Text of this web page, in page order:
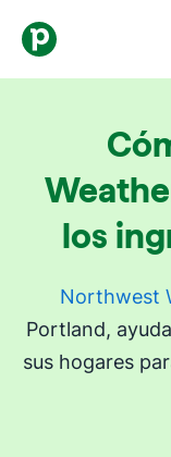
los
Northwest
Portland,
sus hogares